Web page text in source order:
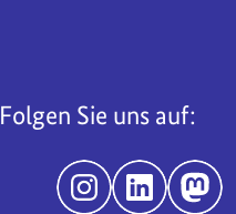
Folgen Sie uns auf:
InstagramLinkedIn